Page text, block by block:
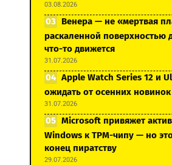
03.08.2026
Венера — не «мертвая
раскаленной поверхностью
что-то движется
31.07.2026
Apple Watch Series 12 и
ожидать от осенних
31.07.2026
Microsoft привяжет
Windows к TPM-чипу — но
конец пиратству
29.07.2026